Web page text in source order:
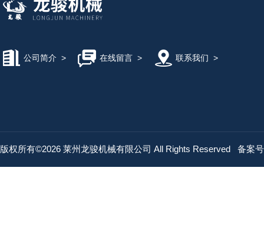
公司简介 > 在线留言> 联系我们 >
版权所有©2026 莱州龙骏机械有限公司 All Rights Reserved 备案